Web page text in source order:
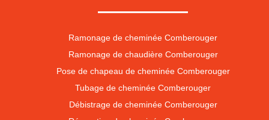
Ramonage de cheminée Comberouger
Ramonage de chaudière Comberouger
Pose de chapeau de cheminée Comberouger
Tubage de cheminée Comberouger
Débistrage de cheminée Comberouger